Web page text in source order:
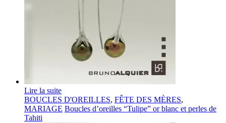
Lire la suite
BOUCLES D'OREILLES, FÊTE DES MÈRES,
MARIAGE Boucles d’oreilles “Tulipe” or blanc et perles de
Tahiti